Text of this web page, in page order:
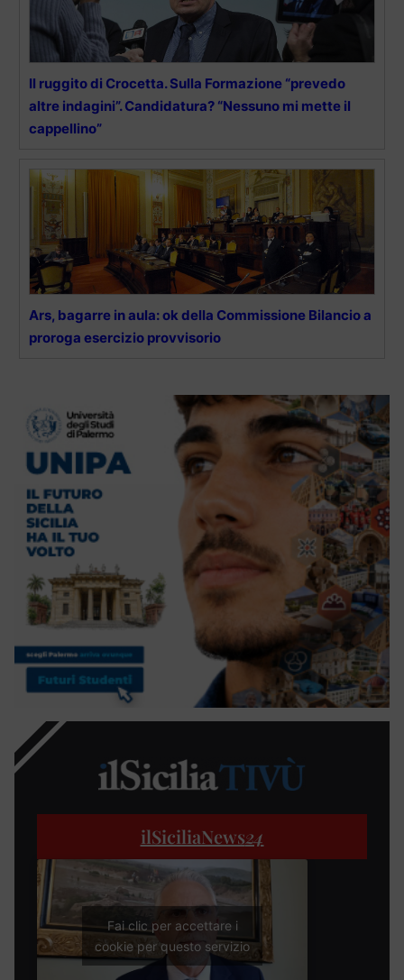
Il ruggito di Crocetta. Sulla Formazione “prevedo
altre indagini”. Candidatura? “Nessuno mi mette il
cappellino”
Ars, bagarre in aula: ok della Commissione Bilancio a
proroga esercizio provvisorio
ilSiciliaNews24
Fai clic per accettare i
cookie per questo servizio